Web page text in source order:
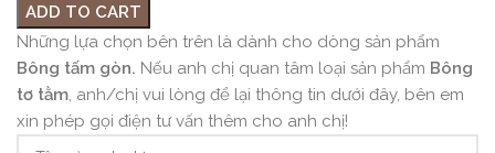
ADD TO CART
Những lựa chọn bên trên là dành cho dòng sản phẩm
Bông tấm gòn. Nếu anh chị quan tâm loại sản phẩm Bông
tơ tằm , anh/chị vui lòng để lại thông tin dưới đây, bên em
xin phép gọi điện tư vấn thêm cho anh chị!